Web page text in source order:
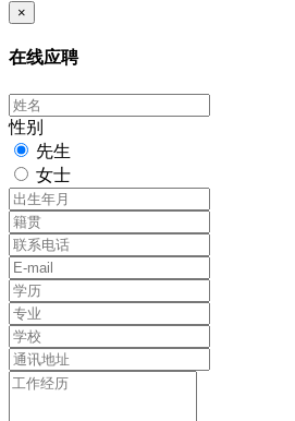
×
在线应聘
性别
先生
女士